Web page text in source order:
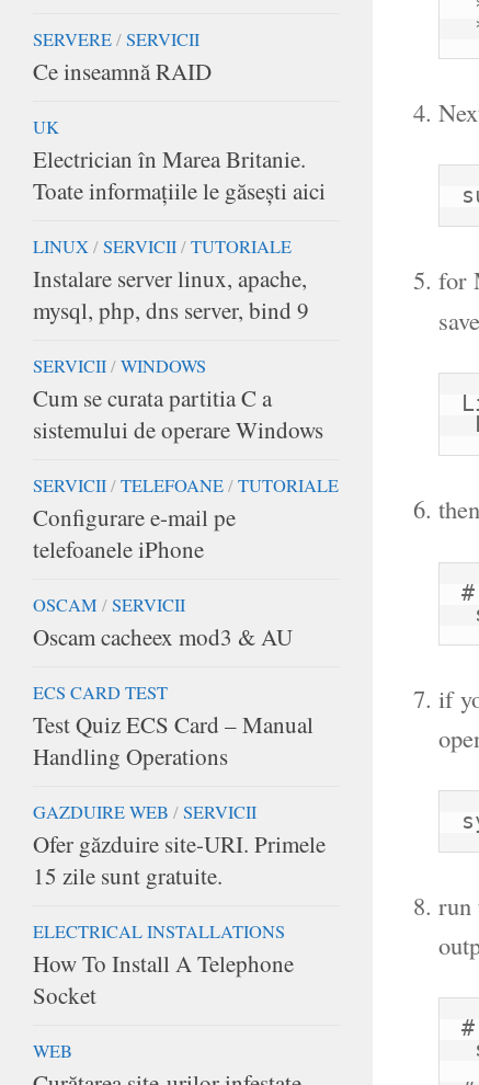
for
if
run
SERVERE/SERVICII
Ce inseamnă RAID
UK
Electrician în Marea Britanie.
Toate informaţiile le găseşti aici
LINUX/SERVICII/TUTORIALE
Instalare server linux, apache,
mysql, php, dns server, bind 9
SERVICII/WINDOWS
Cum se curata partitia C a
sistemului de operare Windows
SERVICII/TELEFOANE/TUTORIALE
Configurare e-mail pe
telefoanele iPhone
OSCAM /SERVICII
Oscam cacheex mod3 & AU
ECS CARD TEST
Test Quiz ECS Card – Manual
Handling Operations
GAZDUIRE WEB /SERVICII
Ofer găzduire site-URI. Primele
15 zile sunt gratuite.
ELECTRICAL INSTALLATIONS
How To Install A Telephone
Socket
WEB